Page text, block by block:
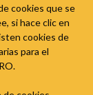
cookies que se
si hace clic en
cookies de
para el